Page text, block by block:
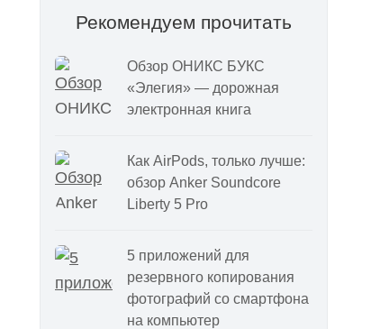
Рекомендуем прочитать
Обзор ОНИКС БУКС
«Элегия» — дорожная
электронная книга
Как AirPods, только лучше:
обзор Anker Soundcore
Liberty 5 Pro
5 приложений для
резервного копирования
фотографий со смартфона
на компьютер